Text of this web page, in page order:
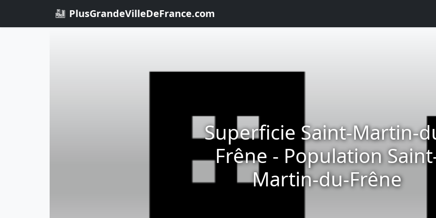
PlusGrandeVilleDeFrance.com
Superficie Saint-Martin-
Frêne - Population
Martin-du-Frêne